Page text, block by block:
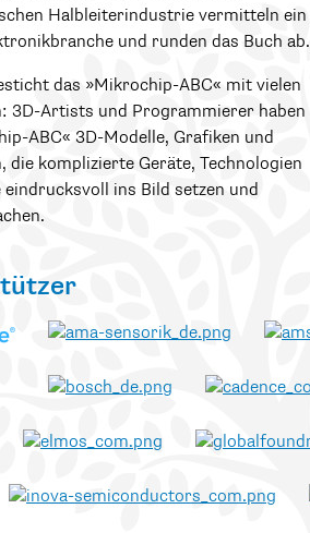
Halbleiterindustrie vermitteln ein
und runden das Buch ab.
das »Mikrochip-ABC« mit vielen
3D-Artists und Programmierer haben
ABC« 3D-Modelle, Grafiken und
die komplizierte Geräte, Technologien
ins Bild setzen und